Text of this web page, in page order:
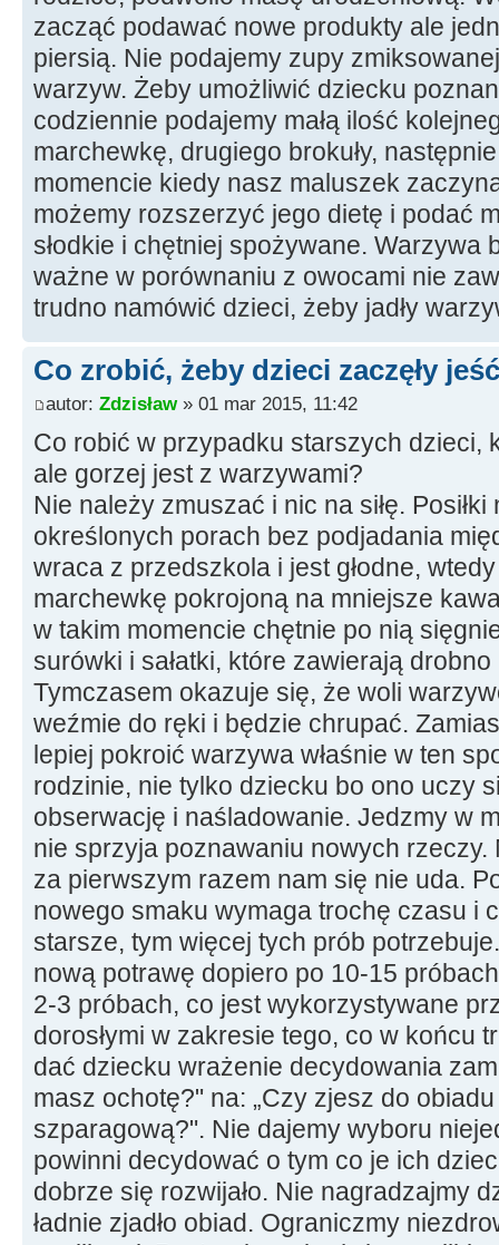
zacząć podawać nowe produkty ale
piersią. Nie podajemy zupy
warzyw. Żeby umożliwić dziecku
codziennie podajemy małą ilość
marchewkę, drugiego brokuły,
momencie kiedy nasz maluszek
możemy rozszerzyć jego dietę i podać
słodkie i chętniej spożywane. Warzywa
ważne w porównaniu z owocami nie
trudno namówić dzieci, żeby jadły
Co zrobić, żeby dzieci zaczęły
autor: Zdzisław» 01 mar 2015, 11:42
Co robić w przypadku starszych dzieci,
ale gorzej jest z warzywami?
Nie należy zmuszać i nic na siłę.
określonych porach bez podjadania
wraca z przedszkola i jest głodne,
marchewkę pokrojoną na mniejsze
w takim momencie chętnie po nią
surówki i sałatki, które zawierają
Tymczasem okazuje się, że woli
weźmie do ręki i będzie chrupać.
lepiej pokroić warzywa właśnie w ten
rodzinie, nie tylko dziecku bo ono uczy
obserwację i naśladowanie. Jedzmy w
nie sprzyja poznawaniu nowych
za pierwszym razem nam się nie uda.
nowego smaku wymaga trochę czasu i
starsze, tym więcej tych prób
nową potrawę dopiero po 10-15
2-3 próbach, co jest wykorzystywane
dorosłymi w zakresie tego, co w końcu
dać dziecku wrażenie decydowania
masz ochotę?" na: „Czy zjesz do
szparagową?". Nie dajemy wyboru
powinni decydować o tym co je ich
dobrze się rozwijało. Nie nagradzajmy
ładnie zjadło obiad. Ograniczmy